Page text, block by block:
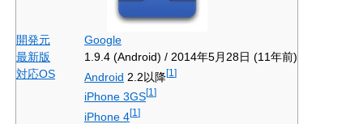
開発元
Google
最新版
1.9.4 (Android) / 2014年5月28日 (11年前)
対応OS
Android 2.2以降[1 ]
iPhone 3GS[1 ]
iPhone 4[1 ]